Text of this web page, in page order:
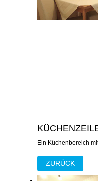
Ein Küchenbereich
ZURÜCK